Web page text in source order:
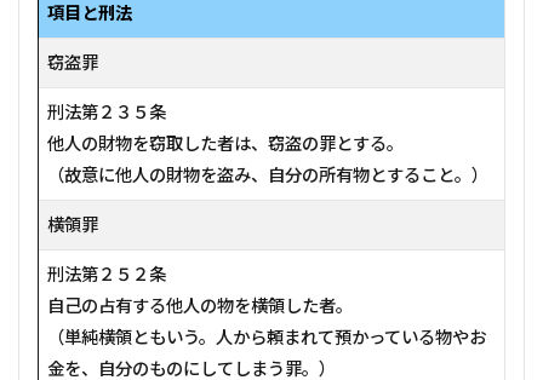
項目と刑法
窃盗罪
刑法第２３５条
他人の財物を窃取した者は、窃盗の罪とする。
（故意に他人の財物を盗み、自分の所有物とすること。）
横領罪
刑法第２５２条
自己の占有する他人の物を横領した者。
（単純横領ともいう。人から頼まれて預かっている物やお
金を、自分のものにしてしまう罪。）